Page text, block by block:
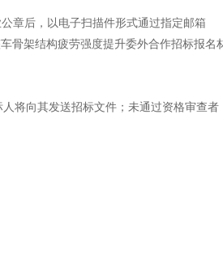
章后， 以电子扫描件形式通过指定邮箱
骨架结构疲劳强度提升委外合作招标报名
将向其发送招标文件；未通过资格审查